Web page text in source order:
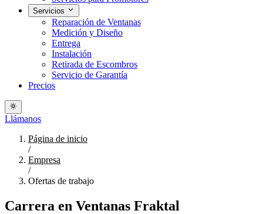
Servicios
Reparación de Ventanas
Medición y Diseño
Entrega
Instalación
Retirada de Escombros
Servicio de Garantía
Precios
Llámanos
Página de inicio
/
Empresa
/
Ofertas de trabajo
Carrera en Ventanas Fraktal